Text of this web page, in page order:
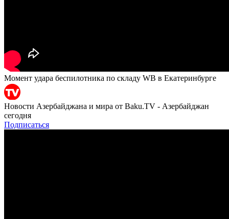
Момент удара беспилотника по складу WB в Екатеринбурге
Новости Азербайджана и мира от Baku.TV - Азербайджан
сегодня
Подписаться